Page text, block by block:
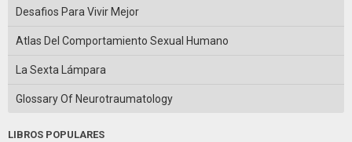
Desafios Para Vivir Mejor
Atlas Del Comportamiento Sexual Humano
La Sexta Lámpara
Glossary Of Neurotraumatology
LIBROS POPULARES